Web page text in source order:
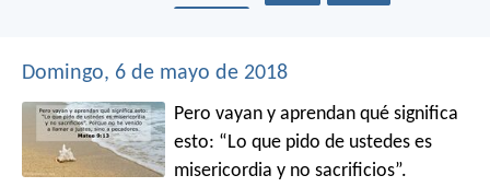
Domingo, 6 de mayo de 2018
Pero vayan y aprendan qué significa
esto: “Lo que pido de ustedes es
misericordia y no sacrificios”.